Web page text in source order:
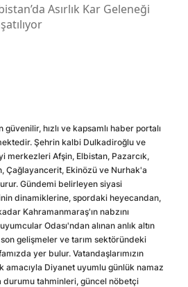
Asırlık Kar Geleneği
hızlı ve kapsamlı haber portalı
Şehrin kalbi Dulkadiroğlu ve
merkezleri Afşin, Elbistan, Pazarcık,
Çağlayancerit, Ekinözü ve Nurhak'a
Gündemi belirleyen siyasi
dinamiklerine, spordaki heyecandan,
Kahramanmaraş'ın nabzını
Odası'ndan alınan anlık altın
gelişmeler ve tarım sektöründeki
yer bulur. Vatandaşlarımızın
amacıyla Diyanet uyumlu günlük namaz
durumu tahminleri, güncel nöbetçi